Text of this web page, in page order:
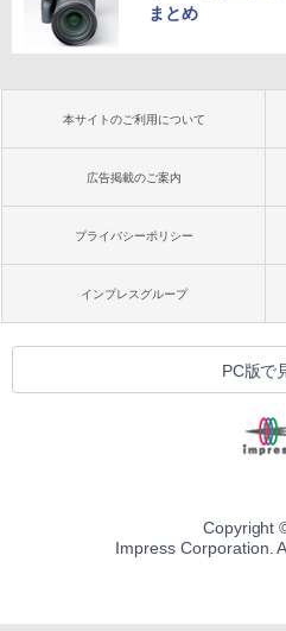
まとめ
本サイトのご利用について
広告掲載のご案内
プライバシーポリシー
インプレスグループ
PC版で
Copyright
Impress Corporation.